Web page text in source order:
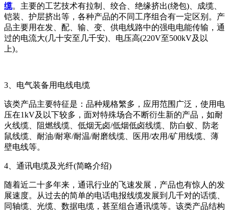
缆。主要的工艺技术有拉制、绞合、绝缘挤出(绕包)、成缆、
铠装、护层挤出等，各种产品的不同工序组合有一定区别。 产
品主要用在发、配、输、变、供电线路中的强电电能传输，通
过的电流大(几十安至几千安)、电压高(220V至500kV及以
上)。
3、电气装备用电线电缆
该类产品主要特征是：品种规格繁多，应用范围广泛，使用电
压在1kV及以下较多，面对特殊场合不断衍生新的产品，如耐
火线缆、阻燃线缆、低烟无卤/低烟低卤线缆、防白蚁、防老
鼠线缆、耐油/耐寒/耐温/耐磨线缆、医用/农用/矿用线缆、薄
壁电线等。
4、通讯电缆及光纤(简略介绍)
随着近二十多年来，通讯行业的飞速发展，产品也有惊人的发
展速度。从过去的简单的电话电报线缆发展到几千对的话缆、
同轴缆、光缆、数据电缆，甚至组合通讯缆等。 该类产品结构